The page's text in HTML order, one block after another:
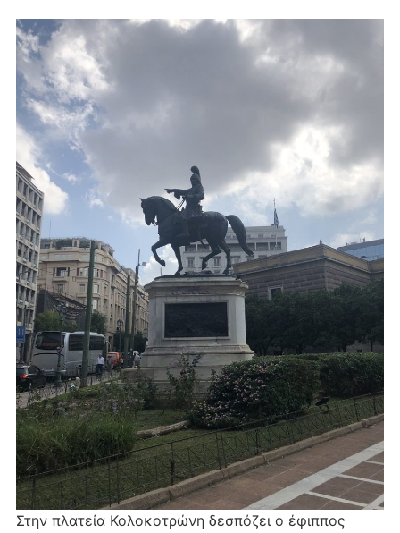
Στην πλατεία Κολοκοτρώνη δεσπόζει ο έφιππος